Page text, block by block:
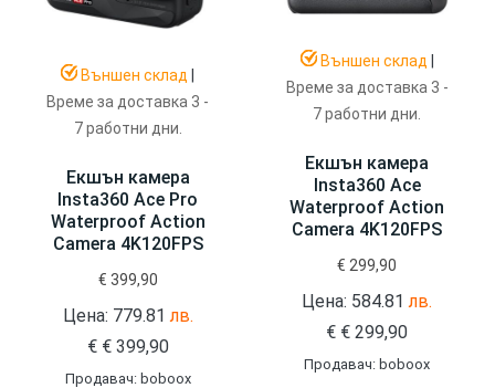
Външен склад
Време за доставка 3 -
7 работни дни.
Екшън камера
Insta360 Ace Pro
Waterproof Action
Camera 4K120FPS
€ 399,90
Цена: 779.81 лв.
€ €399,90
Продавач: boboox
Външен склад
Време за доставка 3 -
7 работни дни.
Екшън камера
Insta360 Ace
Waterproof Action
Camera 4K120FPS
€ 299,90
Цена: 584.81лв.
€ € 299,90
Продавач: boboox